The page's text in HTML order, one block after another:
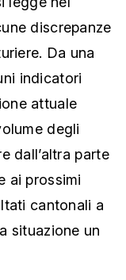
discrepanze
Da una
indicatori
attuale
degli
dall’altra parte
ai prossimi
cantonali a
situazione un